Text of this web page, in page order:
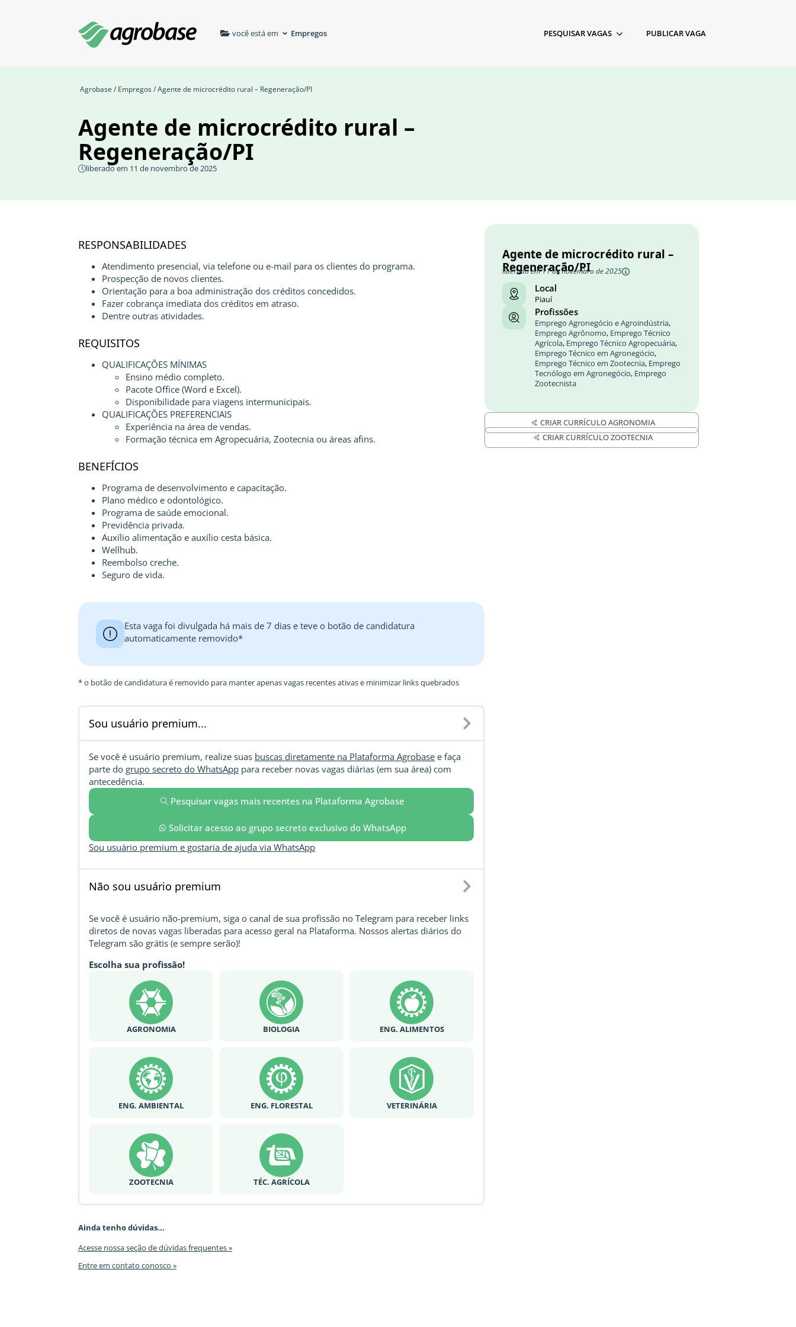
você está em Empregos PESQUISAR VAGAS PUBLICAR VAGA
Agrobase / Empregos/ Agente de microcrédito rural – Regeneração/PI
Agente de microcrédito rural –
Regeneração/PI
liberado em 11 de novembro de 2025
RESPONSABILIDADES
Atendimento presencial, via telefone ou e-mail para os clientes do programa.
Prospecção de novos clientes.
Orientação para a boa administração dos créditos concedidos.
Fazer cobrança imediata dos créditos em atraso.
Dentre outras atividades.
REQUISITOS
QUALIFICAÇÕES MÍNIMAS
Ensino médio completo.
Pacote Office (Word e Excel).
Disponibilidade para viagens intermunicipais.
QUALIFICAÇÕES PREFERENCIAIS
Experiência na área de vendas.
Formação técnica em Agropecuária, Zootecnia ou áreas afins.
BENEFÍCIOS
Programa de desenvolvimento e capacitação.
Plano médico e odontológico.
Programa de saúde emocional.
Previdência privada.
Auxílio alimentação e auxílio cesta básica.
Wellhub.
Reembolso creche.
Seguro de vida.
Esta vaga foi divulgada há mais de 7 dias e teve o botão de candidatura
automaticamente removido*
* o botão de candidatura é removido para manter apenas vagas recentes ativas e minimizar links quebrados
Sou usuário premium...
Se você é usuário premium, realize suas buscas diretamente na Plataforma Agrobase e faça
parte do grupo secreto do WhatsApp para receber novas vagas diárias (em sua área) com
antecedência.
Pesquisar vagas mais recentes na Plataforma Agrobase
Solicitar acesso ao grupo secreto exclusivo do WhatsApp
Sou usuário premium e gostaria de ajuda via WhatsApp
Não sou usuário premium
Se você é usuário não-premium, siga o canal de sua profissão no Telegram para receber links
diretos de novas vagas liberadas para acesso geral na Plataforma. Nossos alertas diários do
Telegram são grátis (e sempre serão)!
Escolha sua profissão!
AGRONOMIA BIOLOGIA ENG. ALIMENTOS
ENG. AMBIENTAL ENG. FLORESTAL VETERINÁRIA
ZOOTECNIA TÉC. AGRÍCOLA
Ainda tenho dúvidas...
Acesse nossa seção de dúvidas frequentes »
Entre em contato conosco »
Agente de microcrédito rural –
Regeneração/PI
liberado em 11 de novembro de 2025
Local
Piauí
Profissões
Emprego Agronegócio e Agroindústria,
Emprego Agrônomo, Emprego Técnico
Agrícola, Emprego Técnico Agropecuária,
Emprego Técnico em Agronegócio,
Emprego Técnico em Zootecnia, Emprego
Tecnólogo em Agronegócio, Emprego
Zootecnista
CRIAR CURRÍCULO AGRONOMIA
CRIAR CURRÍCULO ZOOTECNIA